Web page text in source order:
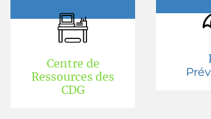
Centre de
Ressources des
CDG